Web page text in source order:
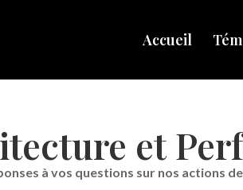
Accueil
et
à vos questions sur nos actions